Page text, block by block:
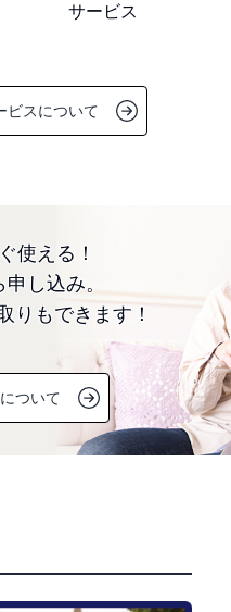
サービス
ビスについて
使える！
し込み。
りもできます！
ついて